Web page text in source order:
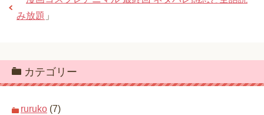
み放題 」
カテゴリー
ruruko (7)